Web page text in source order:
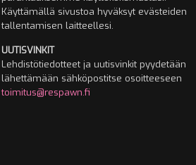
Käyttämällä sivustoa hyväksyt evästeiden
tallentamisen laitteellesi.
UUTISVINKIT
Lehdistötiedotteet ja uutisvinkit pyydetään
lähettämään sähköpostitse osoitteeseen
toimitus@respawn.fi